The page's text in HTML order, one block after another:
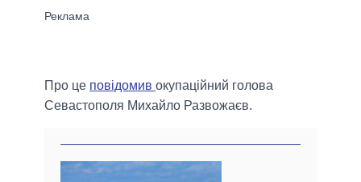
Про це повідомив окупаційний голова
Севастополя Михайло Развожаєв.